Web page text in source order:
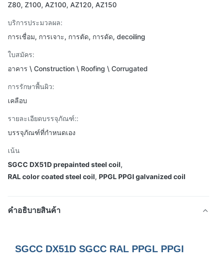
Z80, Z100, AZ100, AZ120, AZ150
บริการประมวลผล:
การเชื่อม, การเจาะ, การตัด, การดัด, decoiling
ใบสมัคร:
อาคาร \ Construction \ Roofing \ Corrugated
การรักษาพื้นผิว:
เคลือบ
รายละเอียดบรรจุภัณฑ์::
บรรจุภัณฑ์ที่กำหนดเอง
เน้น
SGCC DX51D prepainted steel coil,
RAL color coated steel coil, PPGL PPGI galvanized coil
คําอธิบายสินค้า
SGCC DX51D SGCC RAL PPGL PPGI